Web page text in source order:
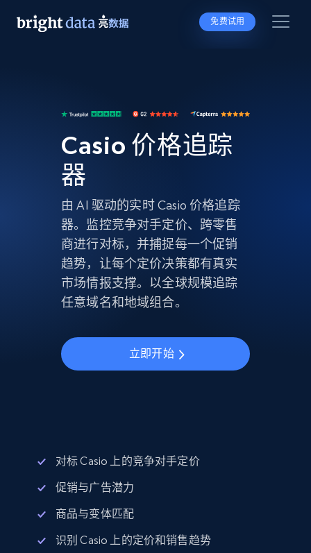
免费试用
Casio 价格追踪
器
由 AI 驱动的实时 Casio 价格追踪
器。监控竞争对手定价、跨零售
商进行对标，并捕捉每一个促销
趋势，让每个定价决策都有真实
市场情报支撑。以全球规模追踪
任意域名和地域组合。
立即开始
对标 Casio 上的竞争对手定价
促销与广告潜力
商品与变体匹配
识别 Casio 上的定价和销售趋势